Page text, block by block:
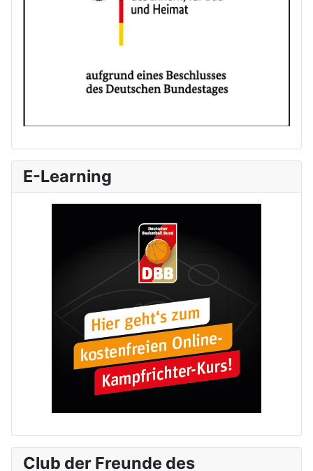
E-Learning
Club der Freunde des